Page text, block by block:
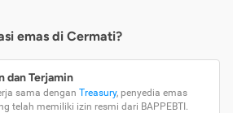
emas di Cermati?
dan Terjamin
sama dengan Treasury, penyedia emas
telah memiliki izin resmi dari BAPPEBTI.